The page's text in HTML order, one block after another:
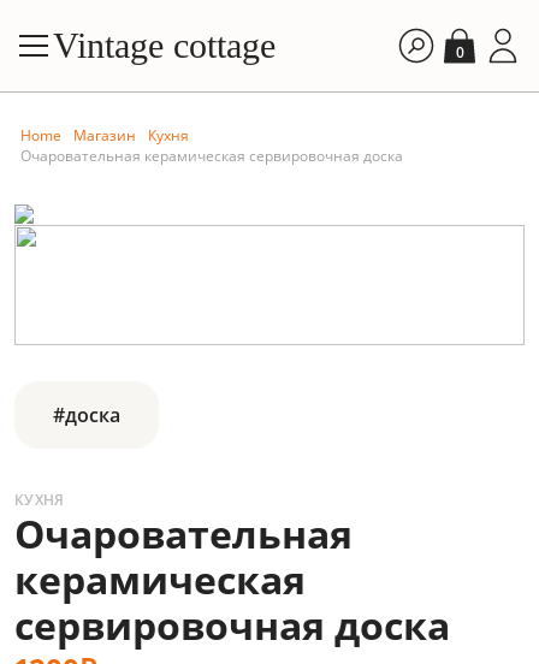
Vintage cottage 0
Home Магазин
Кухня
Очаровательная керамическая сервировочная доска
#доска
КУХНЯ
Очаровательная
керамическая
сервировочная доска